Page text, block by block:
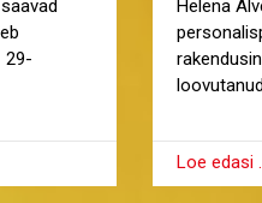
29-
Helena
Loe edasi